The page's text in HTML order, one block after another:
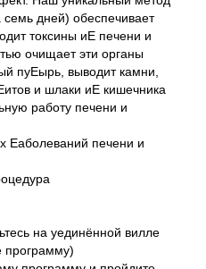
дней) обеспечивает
токсины иЕ печени и
очищает эти органы
пуЕырь, выводит камни,
и шлаки иЕ кишечника
работу печени и
Еаболеваний печени и
на уединённой вилле
программу)